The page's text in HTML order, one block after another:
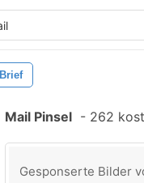
Brief
Mail Pinsel - 262
Gesponserte Bilder